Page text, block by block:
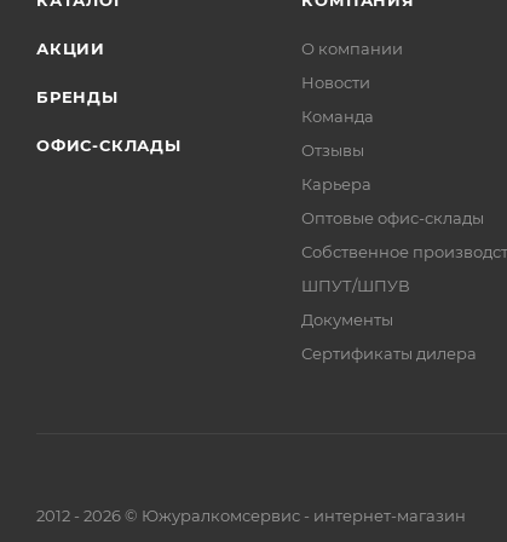
АКЦИИ
БРЕНДЫ
ОФИС-СКЛАДЫ
О компании
Новости
Команда
Отзывы
Карьера
Оптовые офис-склады
Собственное
ШПУТ/ШПУВ
Документы
Сертификаты дилера
2012 - 2026 © Южуралкомсервис - интернет-магазин